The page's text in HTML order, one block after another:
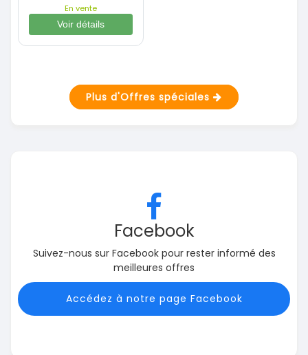
En vente
Voir détails
Plus d'Offres spéciales
Facebook
Suivez-nous sur Facebook pour rester informé des
meilleures offres
Accédez à notre page Facebook